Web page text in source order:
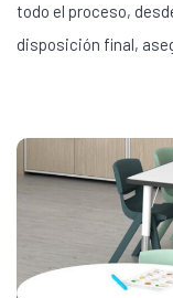
todo el proceso,
disposición final,